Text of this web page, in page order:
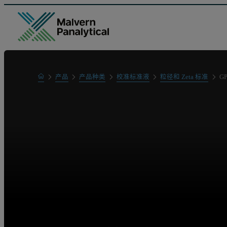
Home产品 产品种类 校准标准液 粒径和 Zeta 标准